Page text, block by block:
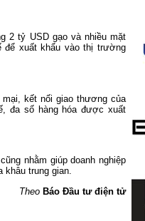
2 tỷ USD gạo và nhiều mặt
để xuất khẩu vào thị trường
kết nối giao thương của
đa số hàng hóa được xuất
nhằm giúp doanh nghiệp
trung gian.
Theo Báo Đầu tư điện tử